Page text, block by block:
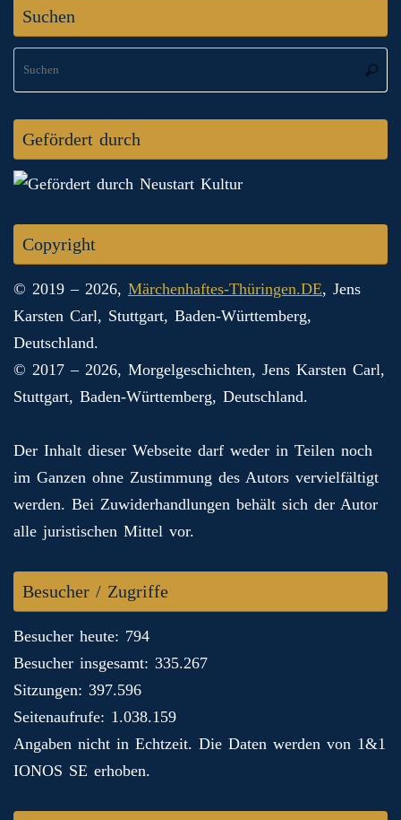
Suchen
Gefördert durch
Copyright
© 2019 – 2026, Märchenhaftes-Thüringen.DE, Jens
Karsten Carl, Stuttgart, Baden-Württemberg,
Deutschland.
© 2017 – 2026, Morgelgeschichten, Jens Karsten Carl,
Stuttgart, Baden-Württemberg, Deutschland.
Der Inhalt dieser Webseite darf weder in Teilen noch
im Ganzen ohne Zustimmung des Autors vervielfältigt
werden. Bei Zuwiderhandlungen behält sich der Autor
alle juristischen Mittel vor.
Besucher / Zugriffe
Besucher heute: 794
Besucher insgesamt: 335.267
Sitzungen: 397.596
Seitenaufrufe: 1.038.159
Angaben nicht in Echtzeit. Die Daten werden von 1&1
IONOS SE erhoben.